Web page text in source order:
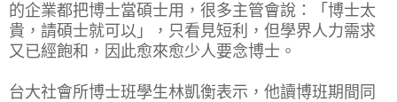
的企業都把博士當碩士用，很多主管會說：「博士太
貴，請碩士就可以」，只看見短利，但學界人力需求
又已經飽和，因此愈來愈少人要念博士。
台大社會所博士班學生林凱衡表示，他讀博班期間同